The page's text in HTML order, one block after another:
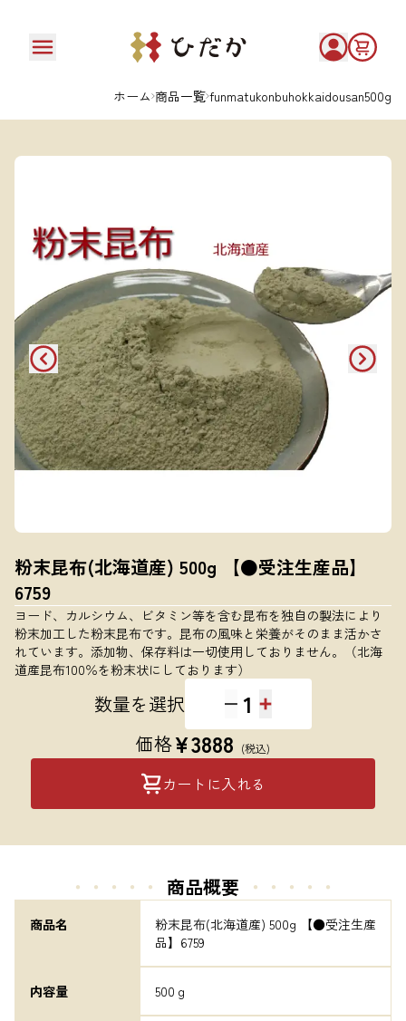
ホーム 商品一覧 funmatukonbuhokkaidousan500g
粉末昆布(北海道産) 500g 【●受注生産品】
6759
ヨード、カルシウム、ビタミン等を含む昆布を独自の製法により
粉末加工した粉末昆布です。昆布の風味と栄養がそのまま活かさ
れています。添加物、保存料は一切使用しておりません。（北海
道産昆布100％を粉末状にしております）
数量を選択 1
価格¥3888 (税込)
カートに入れる
・・・・・ 商品概要 ・・・・・
商品名
粉末昆布(北海道産) 500g 【●受注生産
品】6759
内容量 500ｇ